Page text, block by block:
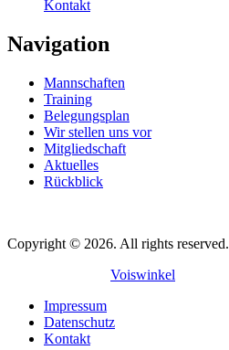
Kontakt
Navigation
Mannschaften
Training
Belegungsplan
Wir stellen uns vor
Mitgliedschaft
Aktuelles
Rückblick
Copyright © 2026. All rights reserved.
Voiswinkel
Impressum
Datenschutz
Kontakt